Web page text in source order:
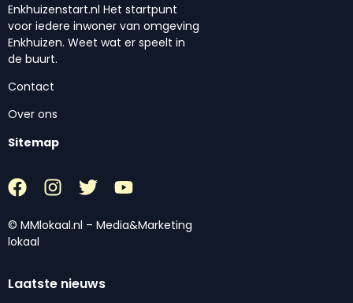
Enkhuizenstart.nl Het startpunt
voor iedere inwoner van omgeving
Enkhuizen. Weet wat er speelt in
de buurt.
Contact
Over ons
Sitemap
© MMlokaal.nl – Media&Marketing
lokaal
Laatste nieuws